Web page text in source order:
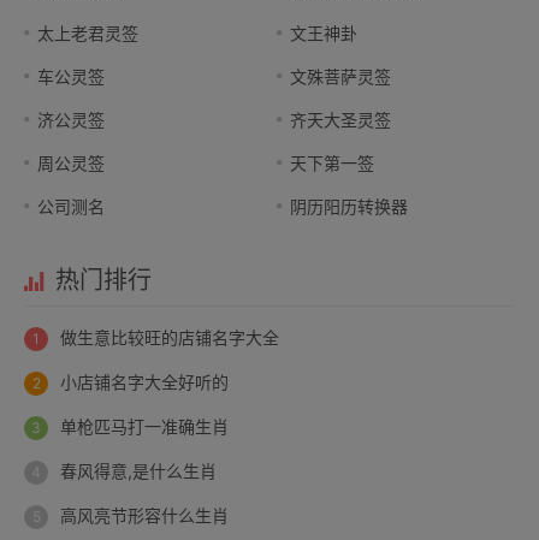
太上老君灵签 文王神卦
车公灵签 文殊菩萨灵签
济公灵签 齐天大圣灵签
周公灵签 天下第一签
公司测名 阴历阳历转换器
热门排行
做生意比较旺的店铺名字大全
小店铺名字大全好听的
单枪匹马打一准确生肖
春风得意,是什么生肖
高风亮节形容什么生肖